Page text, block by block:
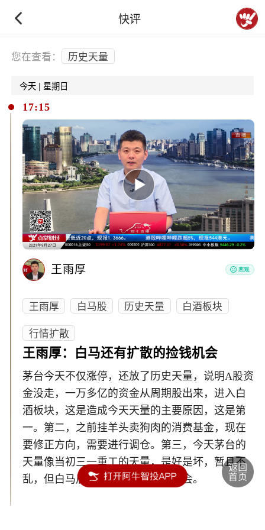
快评
下拉刷新
您在查看： 历史天量
今天 | 星期日
17:15
王雨厚
王雨厚 白马股 历史天量
白酒板块
行情扩散
王雨厚：白马还有扩散的捡钱机会
茅台今天不仅涨停，还放了历史天量，说明A股资
金没走，一万多亿的资金从周期股出来，进入白
酒板块，这是造成今天天量的主要原因，这是第
一。第二，之前挂羊头卖狗肉的消费基金，现在
要修正方向，需要进行调仓。第三，今天茅台的
天量像当初三一重工的天量，是好是坏，暂且不
乱，但白马后面会扩散还有捡钱机会。